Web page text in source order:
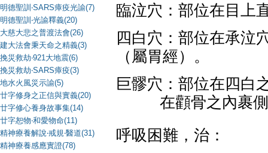
明德聖訓‧SARS瘴疫光諭(7)
明德聖訓‧光諭釋義(20)
大慈大悲之普渡法會(26)
建大法會秉天命之精義(3)
挽災救劫‧921大地震(6)
挽災救劫‧SARS瘴疫(3)
地水火風災示諭(5)
廿字修身之正信與實義(20)
廿字修心養身故事集(14)
廿字恕物‧和愛物命(11)
精神療養解說‧戒規‧醫道(31)
精神療養感應實證(78)
臨泣穴：部位在目上
四白穴：部位在承泣
（屬胃經）。
巨髎穴：部位在四白
在顴骨之內裹
呼吸困難，治：